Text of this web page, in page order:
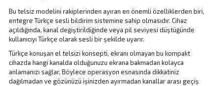
Bu telsiz modelini rakiplerinden ayıran en önemli özelliklerden biri,
entegre Türkçe sesli bildirim sistemine sahip olmasıdır. Cihaz
açıldığında, kanal değiştirildiğinde veya pil seviyesi düştüğünde
kullanıcıyı Türkçe olarak sesli bir şekilde uyarır.
Türkçe konuşan el telsizi konsepti, ekranı olmayan bu kompakt
cihazda hangi kanalda olduğunuzu ekrana bakmadan kolayca
anlamanızı sağlar. Böylece operasyon esnasında dikkatiniz
dağılmadan ve gözünüzü işinizden ayırmadan kanallar arası geçiş